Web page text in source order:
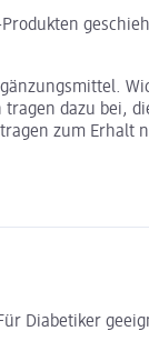
tragen dazu bei,
zum Erhalt
Diabetiker